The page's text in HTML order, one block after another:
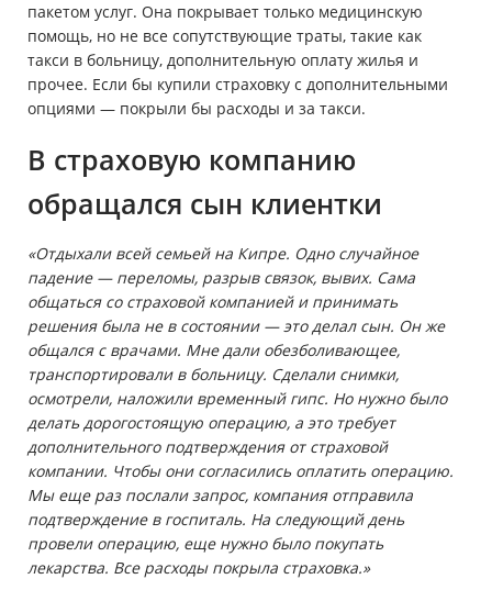
пакетом услуг. Она покрывает только медицинскую
помощь, но не все сопутствующие траты, такие как
такси в больницу, дополнительную оплату жилья и
прочее. Если бы купили страховку с дополнительными
опциями — покрыли бы расходы и за такси.
В страховую компанию
обращался сын клиентки
«Отдыхали всей семьей на Кипре. Одно случайное
падение — переломы, разрыв связок, вывих. Сама
общаться со страховой компанией и принимать
решения была не в состоянии — это делал сын. Он же
общался с врачами. Мне дали обезболивающее,
транспортировали в больницу. Сделали снимки,
осмотрели, наложили временный гипс. Но нужно было
делать дорогостоящую операцию, а это требует
дополнительного подтверждения от страховой
компании. Чтобы они согласились оплатить операцию.
Мы еще раз послали запрос, компания отправила
подтверждение в госпиталь. На следующий день
провели операцию, еще нужно было покупать
лекарства. Все расходы покрыла страховка.»